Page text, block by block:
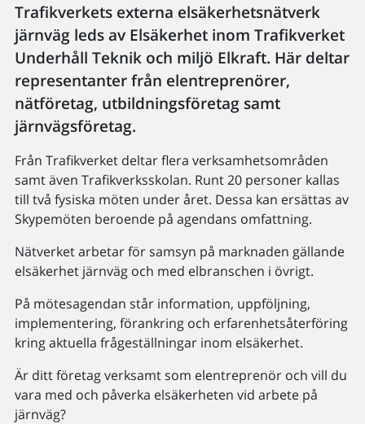
Trafikverkets externa elsäkerhetsnätverk
järnväg leds av Elsäkerhet inom Trafikverket
Underhåll Teknik och miljö Elkraft. Här deltar
representanter från elentreprenörer,
nätföretag, utbildningsföretag samt
järnvägsföretag.
Från Trafikverket deltar flera verksamhetsområden
samt även Trafikverksskolan. Runt 20 personer kallas
till två fysiska möten under året. Dessa kan ersättas av
Skypemöten beroende på agendans omfattning.
Nätverket arbetar för samsyn på marknaden gällande
elsäkerhet järnväg och med elbranschen i övrigt.
På mötesagendan står information, uppföljning,
implementering, förankring och erfarenhetsåterföring
kring aktuella frågeställningar inom elsäkerhet.
Är ditt företag verksamt som elentreprenör och vill du
vara med och påverka elsäkerheten vid arbete på
järnväg?